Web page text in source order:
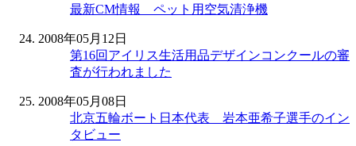
最新CM情報 ペット用空気清浄機
2008年05月12日
第16回アイリス生活用品デザインコンクールの審
査が行われました
2008年05月08日
北京五輪ボート日本代表 岩本亜希子選手のイン
タビュー